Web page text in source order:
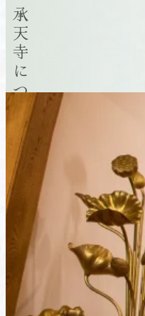
承天寺について